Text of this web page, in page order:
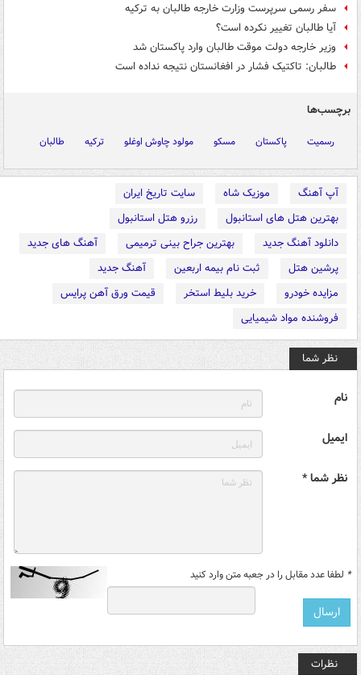
سفر رسمی سرپرست وزارت خارجه طالبان به ترکیه
آیا طالبان تغییر نکرده است؟
وزیر خارجه دولت موقت طالبان وارد پاکستان شد
طالبان: تاکتیک فشار در افغانستان نتیجه نداده است
برچسب‌ها
رسمیت پاکستان مسکو مولود چاوش اوغلو ترکیه طالبان
آپ آهنگ موزیک شاه
سایت تاریخ ایران
بهترین هتل های استانبول
رزرو هتل استانبول
دانلود آهنگ جدید
بهترین جراح بینی ترمیمی
آهنگ های جدید
پرشین هتل
ثبت نام بیمه اربعین
آهنگ جدید
مزایده خودرو
خرید بلیط استخر
قیمت ورق آهن پرایس
فروشنده مواد شیمیایی
نظر شما
نام
ایمیل
نظر شما *
* لطفا عدد مقابل را در جعبه متن وارد کنید
نظرات